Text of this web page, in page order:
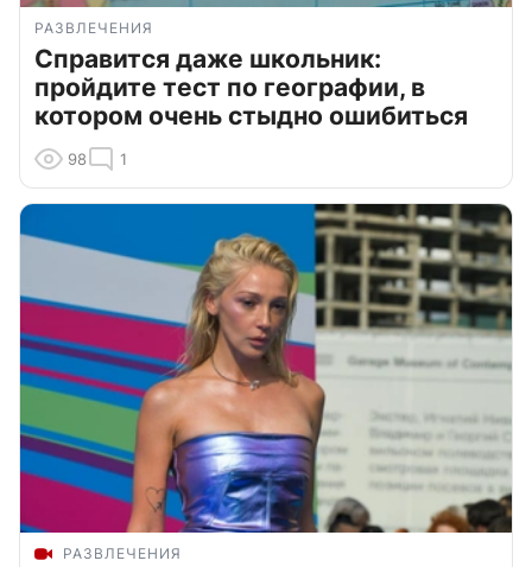
РАЗВЛЕЧЕНИЯ
Справится даже школьник:
пройдите тест по географии, в
котором очень стыдно ошибиться
98 1
РАЗВЛЕЧЕНИЯ